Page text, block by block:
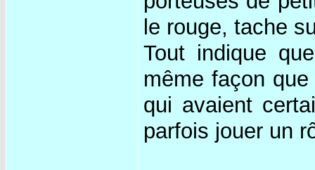
le rouge, tache
Tout indique
même façon
qui avaient
parfois jouer un